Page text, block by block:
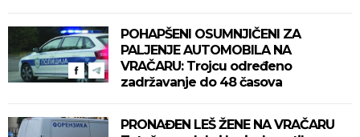
POHAPŠENI OSUMNJIČENI ZA
PALJENJE AUTOMOBILA NA
VRAČARU: Trojcu određeno
zadržavanje do 48 časova
PRONAĐEN LEŠ ŽENE NA VRAČARU